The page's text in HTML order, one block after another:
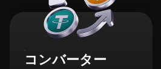
コンバーター